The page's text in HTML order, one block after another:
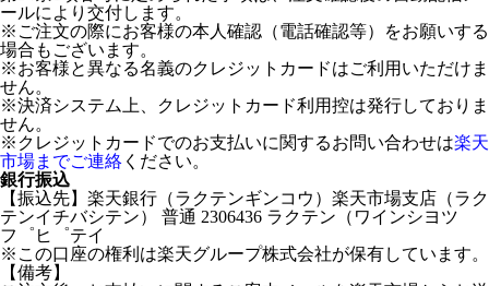
ールにより交付します。
※ご注文の際にお客様の本人確認（電話確認等）をお願いする
場合もございます。
※お客様と異なる名義のクレジットカードはご利用いただけま
せん。
※決済システム上、クレジットカード利用控は発行しておりま
せん。
※クレジットカードでのお支払いに関するお問い合わせは楽天
市場までご連絡 ください。
銀行振込
【振込先】楽天銀行（ラクテンギンコウ）楽天市場支店（ラク
テンイチバシテン） 普通 2306436 ラクテン（ワインシヨツ
フ゜ヒ゜テイ
※この口座の権利は楽天グループ株式会社が保有しています。
【備考】